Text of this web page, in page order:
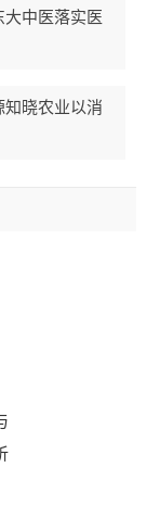
中医落实医
晓农业以消